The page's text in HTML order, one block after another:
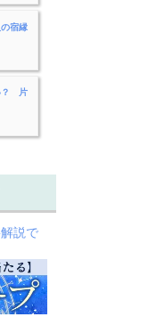
宿縁
？ 片
説で